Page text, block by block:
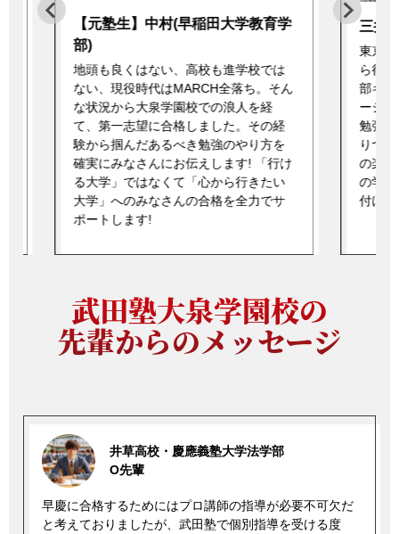
三井(慶應義塾大学理工学部)
東京科学大学を目指し浪人した経験か
ら得た学力に加え、高校時代サッカー
部キャプテンをして培ったコミュニケ
ーション力や統率力を巧みに駆使し、
勉強に対する考え方や自分の過去を語
りつつ、努力することや勉強すること
の楽しさを全力で伝えます。 物理化学
の学力は折り紙つき!なんでも質問受け
付けます! 一緒に勉強楽しみましょう!
鈴木(
現役
学付
標を
一人
語、
学と
え方
りと
武田塾大泉学園校の
先輩からのメッセージ
井草高校・慶應義塾大学法学部
O先輩
早慶に合格するためにはプロ講師の指導が必要不可欠だ
と考えておりましたが、武田塾で個別指導を受ける度